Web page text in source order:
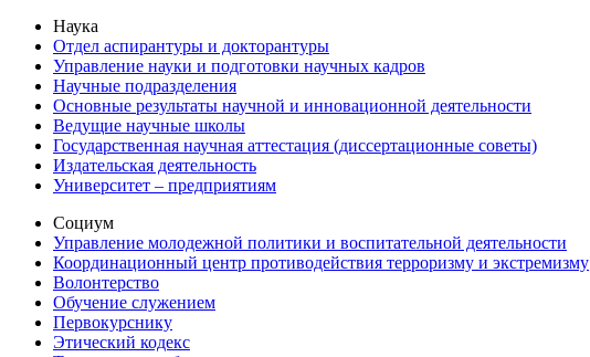
Наука
Отдел аспирантуры и докторантуры
Управление науки и подготовки научных кадров
Научные подразделения
Основные результаты научной и инновационной деятельности
Ведущие научные школы
Государственная научная аттестация (диссертационные советы)
Издательская деятельность
Университет – предприятиям
Социум
Управление молодежной политики и воспитательной деятельности
Координационный центр противодействия терроризму и экстремизму
Волонтерство
Обучение служением
Первокурснику
Этический кодекс